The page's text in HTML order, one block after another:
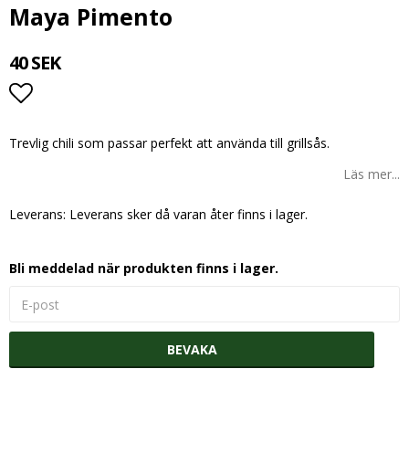
Maya Pimento
40 SEK
Trevlig chili som passar perfekt att använda till grillsås.
Läs mer...
Leverans: Leverans sker då varan åter finns i lager.
Bli meddelad när produkten finns i lager.
BEVAKA